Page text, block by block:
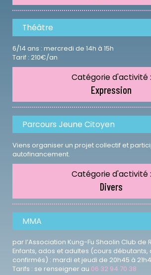
Théâtre
6/14 ans : mercredi de 14h à 15h
Tarif : 210€/an
Catégorie d'activité :
Expression
Parcours Jeune Citoyen
Viens organiser un projet collectif et
autofinancement.
Catégorie d'activité :
Divers
MMA
par l’Association Kung-Fu Shaolin Club de
Enfants, ados et adultes (cours débutants,
confirmés) : mardi et jeudi de 20h45 à
Tarifs : se renseigner au 06 32 94 70 38